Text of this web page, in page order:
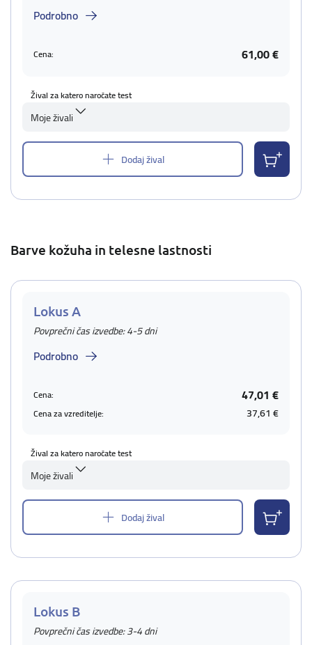
Podrobno
Cena: 61,00 €
Žival za katero naročate test
Moje živali
Dodaj žival
Barve kožuha in telesne lastnosti
Lokus A
Povprečni čas izvedbe: 4-5 dni
Podrobno
Cena: 47,01 €
Cena za vzreditelje: 37,61 €
Žival za katero naročate test
Moje živali
Dodaj žival
Lokus B
Povprečni čas izvedbe: 3-4 dni